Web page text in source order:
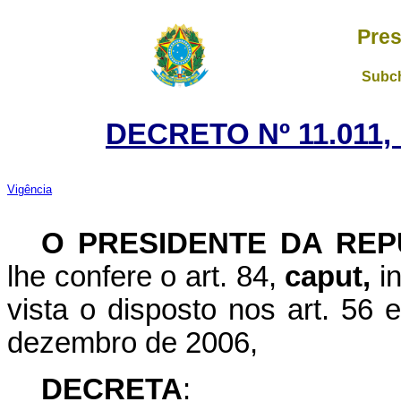
DECRETO Nº
Vigência
O PRESIDENTE DA
lhe confere o art. 84, caput,
vista o disposto nos art. 56
dezembro de 2006,
DECRETA: